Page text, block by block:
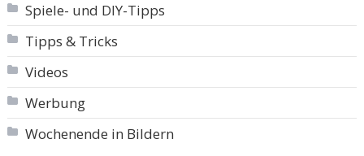
Spiele- und DIY-Tipps
Tipps & Tricks
Videos
Werbung
Wochenende in Bildern